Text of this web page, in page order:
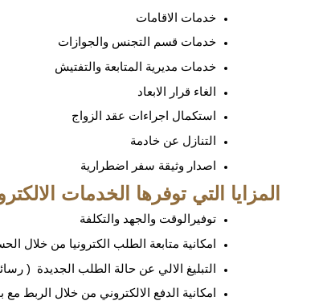
خدمات الاقامات
خدمات قسم التجنس والجوازات
خدمات مديرية المتابعة والتفتيش
الغاء قرار الابعاد
استكمال اجراءات عقد الزواج
التنازل عن خادمة
اصدار وثيقة سفر اضطرارية
المزايا التي توفرها الخدمات
توفيرالوقت والجهد والتكلفة
امكانية متابعة الطلب الكترونيا من خلال
التبليغ الالي عن حالة الطلب الجديدة (
امكانية الدفع الالكتروني من خلال الربط مع